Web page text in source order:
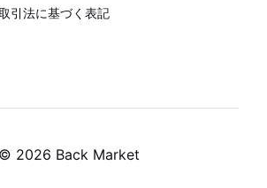
引法に基づく表記
© 2026 Back Market